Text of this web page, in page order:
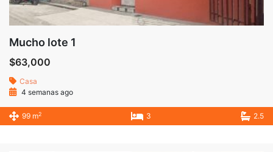
Mucho lote 1
$63,000
Casa
4 semanas ago
99 m2 3 2.5